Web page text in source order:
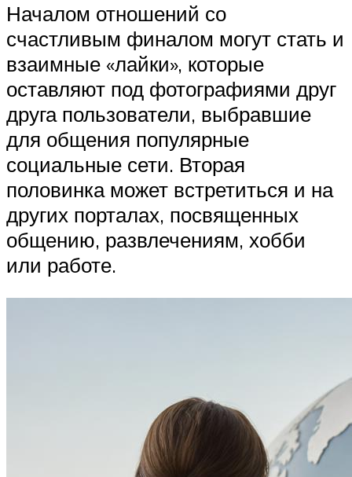
Началом отношений со
счастливым финалом могут стать и
взаимные «лайки», которые
оставляют под фотографиями друг
друга пользователи, выбравшие
для общения популярные
социальные сети. Вторая
половинка может встретиться и на
других порталах, посвященных
общению, развлечениям, хобби
или работе.